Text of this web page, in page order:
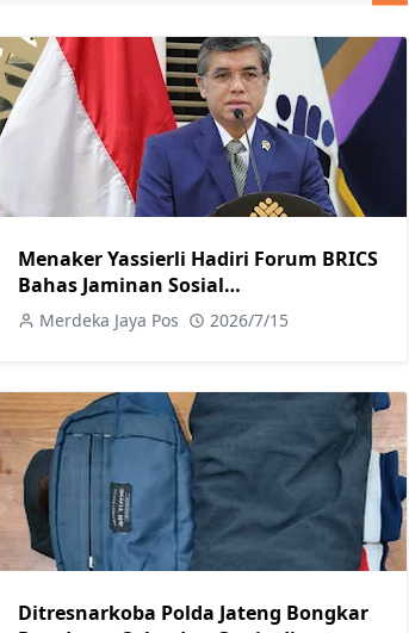
Menaker Yassierli Hadiri Forum BRICS
Bahas Jaminan Sosial
Pengembangan Keterampilan dan
Dunia Kerja Digital
Merdeka Jaya Pos 2026/7/15
Ditresnarkoba Polda Jateng Bongkar